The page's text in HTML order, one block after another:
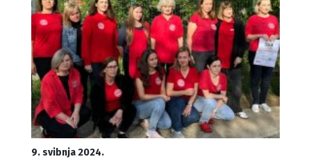
9. svibnja 2024.